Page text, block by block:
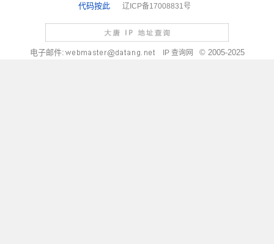
代码按此
辽ICP备17008831号
电子邮件: IP 查询网 © 2005-2025